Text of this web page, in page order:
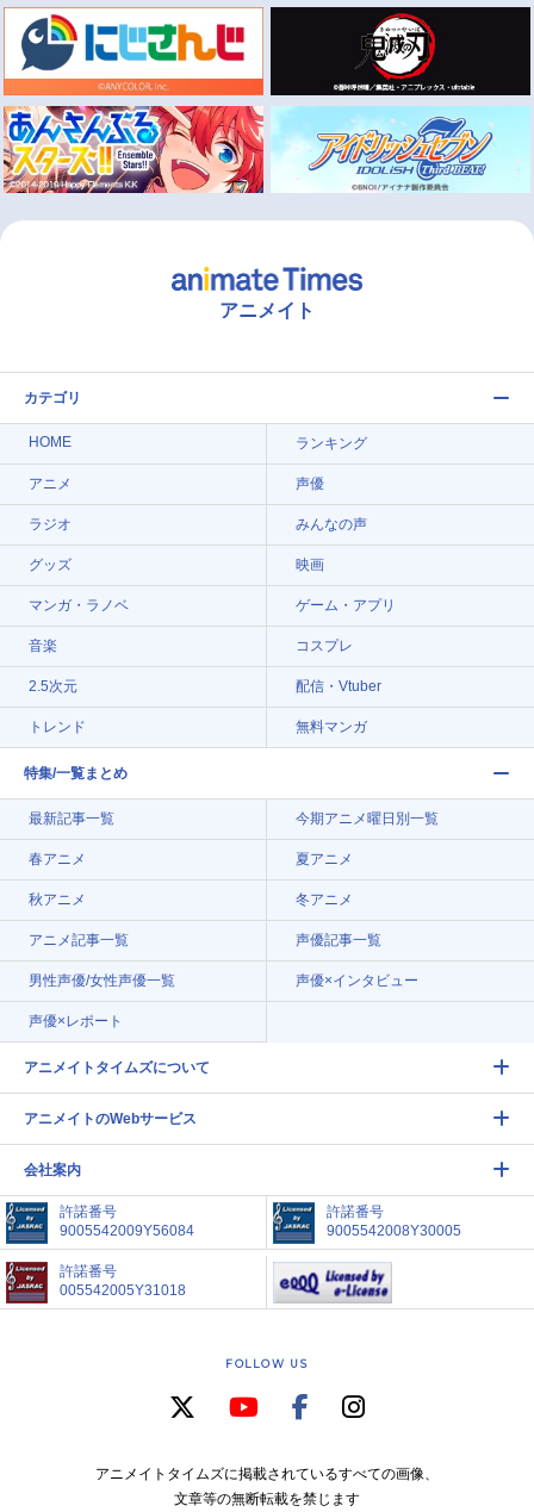
アニメイト
カテゴリ
HOME ランキング
アニメ 声優
ラジオ みんなの声
グッズ 映画
マンガ・ラノベ ゲーム・アプリ
音楽 コスプレ
2.5次元 配信・Vtuber
トレンド 無料マンガ
特集/一覧まとめ
最新記事一覧 今期アニメ曜日別一覧
春アニメ 夏アニメ
秋アニメ 冬アニメ
アニメ記事一覧 声優記事一覧
男性声優/女性声優一覧 声優×インタビュー
声優×レポート
アニメイトタイムズについて
アニメイトのWebサービス
会社案内
許諾番号
9005542009Y56084
許諾番号
9005542008Y30005
許諾番号
005542005Y31018
FOLLOW US
アニメイトタイムズに掲載されているすべての画像、
文章等の無断転載を禁じます